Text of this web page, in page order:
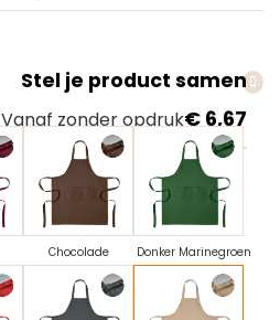
Stel je product samen
Vanaf zonder opdruk€ 6,67
Chocolade Donker Marinegroen